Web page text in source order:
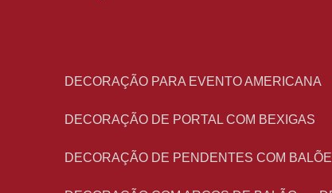
DECORAÇÃO PARA EVENTO AMERICANA
DECORAÇÃO DE PORTAL COM BEXIGAS
DECORAÇÃO DE PENDENTES COM